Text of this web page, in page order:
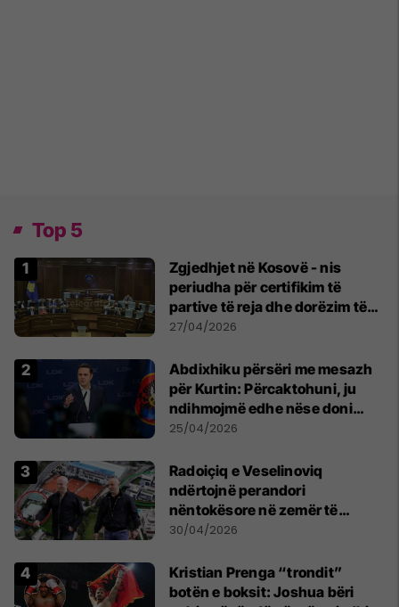
Top 5
Zgjedhjet në Kosovë - nis
periudha për certifikim të
partive të reja dhe dorëzim të
listës së kandidatëve për
27/04/2026
Abdixhiku përsëri me mesazh
për Kurtin: Përcaktohuni, ju
ndihmojmë edhe nëse doni
marrëveshje me PDK-në
25/04/2026
Radoiçiq e Veselinoviq
ndërtojnë perandori
nëntokësore në zemër të
Beogradit, nën vilat e tyre
30/04/2026
Kristian Prenga “trondit”
botën e boksit: Joshua bëri